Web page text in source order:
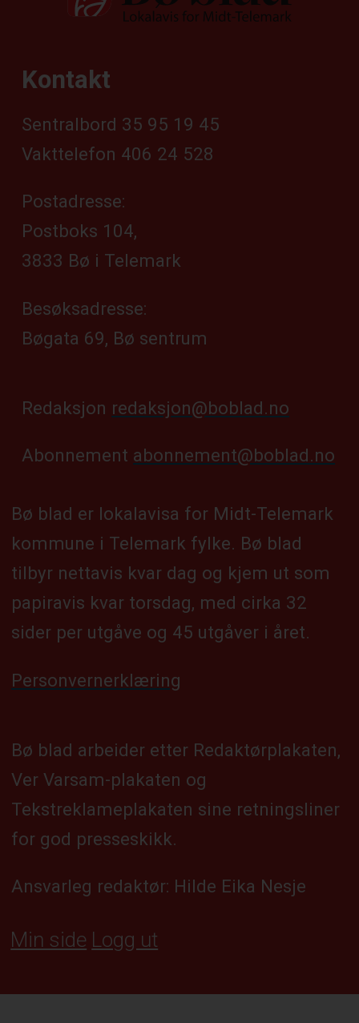
Kontakt
Sentralbord 35 95 19 45
Vakttelefon 406 24 528
Postadresse:
Postboks 104,
3833 Bø i Telemark
Besøksadresse:
Bøgata 69, Bø sentrum
Redaksjon redaksjon@boblad.no
Abonnement abonnement@boblad.no
Bø blad er lokalavisa for Midt-Telemark
kommune i Telemark fylke. Bø blad
tilbyr nettavis kvar dag og kjem ut som
papiravis kvar torsdag, med cirka 32
sider per utgåve og 45 utgåver i året.
Personvernerklæring
Bø blad arbeider etter Redaktørplakaten,
Ver Varsam-plakaten og
Tekstreklameplakaten sine retningsliner
for god presseskikk.
Ansvarleg redaktør: Hilde Eika Nesje
Min side Logg ut